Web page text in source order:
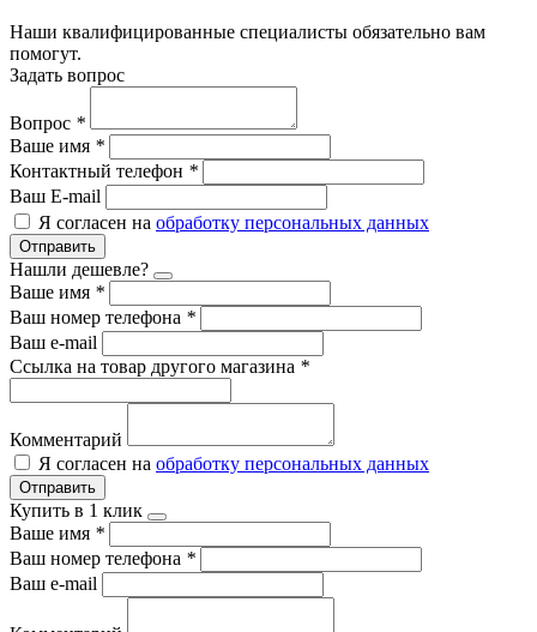
Наши квалифицированные специалисты обязательно вам
помогут.
Задать вопрос
Вопрос *
Ваше имя *
Контактный телефон *
Ваш E-mail
Я согласен на обработку персональных данных
Отправить
Нашли дешевле?
Ваше имя *
Ваш номер телефона *
Ваш e-mail
Ссылка на товар другого магазина *
Комментарий
Я согласен на обработку персональных данных
Отправить
Купить в 1 клик
Ваше имя *
Ваш номер телефона *
Ваш e-mail